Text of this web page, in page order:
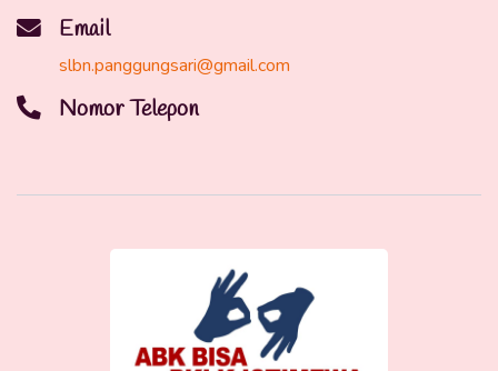
Email
slbn.panggungsari@gmail.com
Nomor Telepon